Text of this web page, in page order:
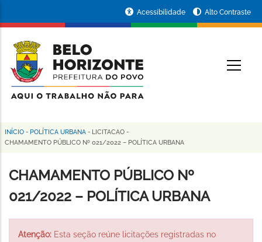
conteúdo
principal
da
Prefeitura
de
Horizonte
Acessibilidade Alto Contraste
Trilha
navegação
INÍCIO - POLÍTICA URBANA - LICITACAO -
CHAMAMENTO PÚBLICO Nº 021/2022 – POLÍTICA URBANA
CHAMAMENTO PÚBLICO Nº
021/2022 – POLÍTICA URBANA
Atenção: Esta seção reúne licitações registradas no